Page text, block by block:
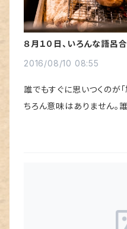
８月１０日、いろんな語呂
2016/08/10 08:55
誰でもすぐに思いつくのが「
ちろん意味はありません。